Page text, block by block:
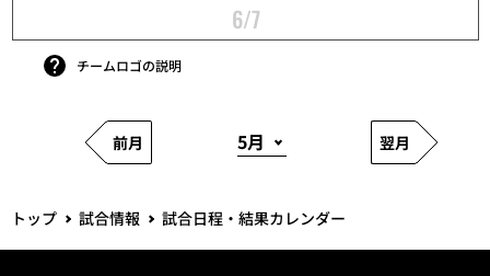
6/7
チームロゴの説明
前月 翌月
トップ 試合情報 試合日程・結果カレンダー